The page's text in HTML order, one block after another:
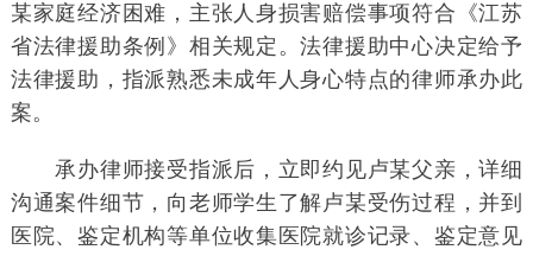
某家庭经济困难，主张人身损害赔偿事项符合《江苏
省法律援助条例》相关规定。法律援助中心决定给予
法律援助，指派熟悉未成年人身心特点的律师承办此
案。
承办律师接受指派后，立即约见卢某父亲，详细
沟通案件细节，向老师学生了解卢某受伤过程，并到
医院、鉴定机构等单位收集医院就诊记录、鉴定意见